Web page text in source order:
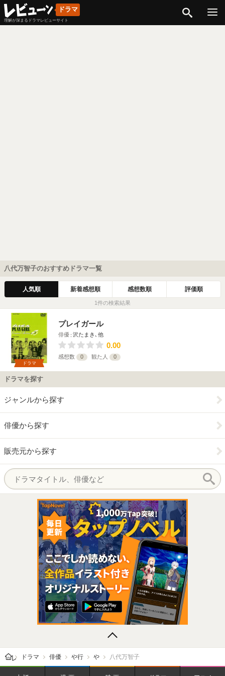
ドラマ
理解が深まるドラマレビューサイト
八代万智子のおすすめドラマ一覧
人気順 新着感想順 感想数順 評価順
1件の検索結果
ドラマ
プレイガール
俳優 沢たまき､他
0.00
感想数 0 観た人 0
ドラマを探す
ジャンルから探す
俳優から探す
販売元から探す
レビューン トップ
ドラマ 俳優 や行 や 八代万智子